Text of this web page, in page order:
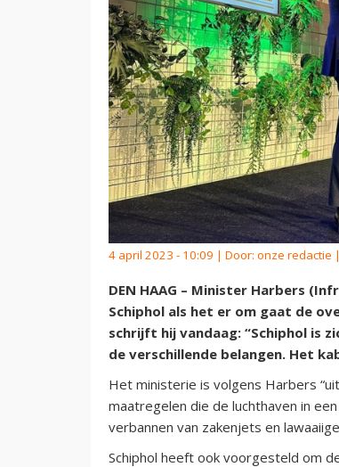
4 april 2023 - 10:09 | Door: onze redactie
DEN HAAG – Minister Harbers
Schiphol als het er om gaat de
schrijft hij vandaag: “Schiphol is
de verschillende belangen. Het
Het ministerie is volgens Harbers
maatregelen die de luchthaven in
verbannen van zakenjets en
Schiphol heeft ook voorgesteld om